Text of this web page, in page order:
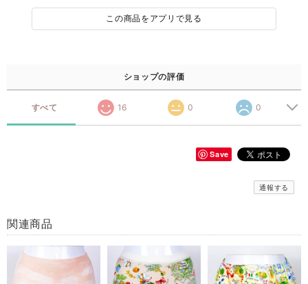
この商品をアプリで見る
ショップの評価
すべて 16 0 0
Save
通報する
関連商品